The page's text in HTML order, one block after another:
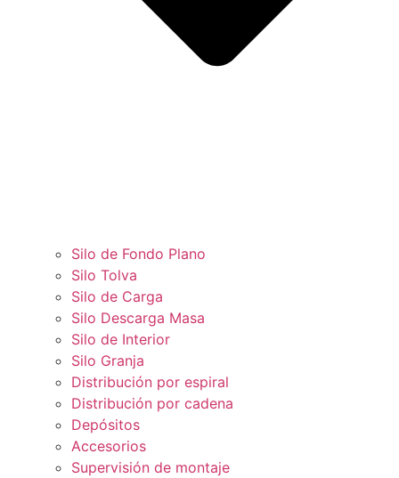
Silo de Fondo Plano
Silo Tolva
Silo de Carga
Silo Descarga Masa
Silo de Interior
Silo Granja
Distribución por espiral
Distribución por cadena
Depósitos
Accesorios
Supervisión de montaje